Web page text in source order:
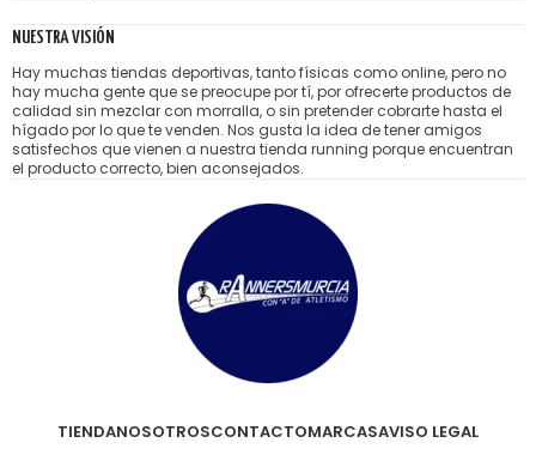
NUESTRA VISIÓN
Hay muchas tiendas deportivas, tanto físicas como online, pero no
hay mucha gente que se preocupe por tí, por ofrecerte productos de
calidad sin mezclar con morralla, o sin pretender cobrarte hasta el
hígado por lo que te venden. Nos gusta la idea de tener amigos
satisfechos que vienen a nuestra tienda running porque encuentran
el producto correcto, bien aconsejados.
TIENDANOSOTROSCONTACTOMARCASAVISO LEGAL